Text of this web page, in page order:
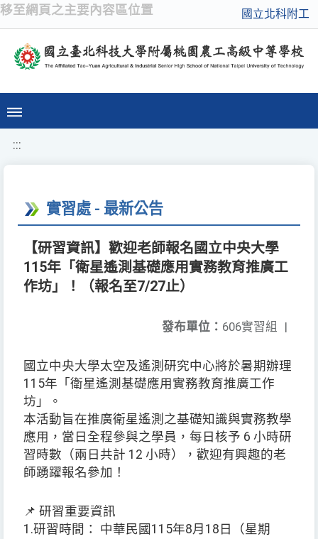
移至網頁之主要內容區位置 國立北科附工
:::
實習處 - 最新公告
【研習資訊】歡迎老師報名國立中央大學
115年「衛星遙測基礎應用實務教育推廣工
作坊」！（報名至7/27止）
發布單位： 606實習組 |
國立中央大學太空及遙測研究中心將於暑期辦理
115年「衛星遙測基礎應用實務教育推廣工作
坊」。
本活動旨在推廣衛星遙測之基礎知識與實務教學
應用，當日全程參與之學員，每日核予 6 小時研
習時數（兩日共計 12 小時），歡迎有興趣的老
師踴躍報名參加！
📌 研習重要資訊
1.研習時間： 中華民國115年8月18日（星期